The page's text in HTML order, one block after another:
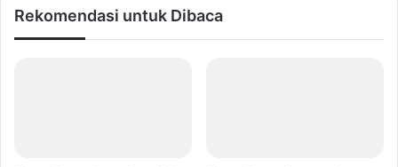
Rekomendasi untuk Dibaca